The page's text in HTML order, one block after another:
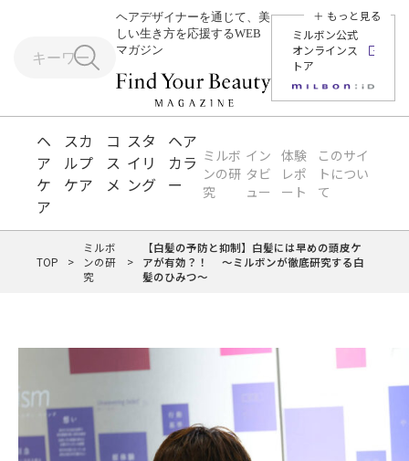
ヘアデザイナーを通じて、美
しい生き方を応援するWEB
マガジン
ミルボン公式
オンラインス
トア
ヘ
ア
ケ
ア
スカ
ルプ
ケア
コ
ス
メ
スタ
イリ
ング
ヘア
カラ
ー
ミルボ
ンの研
究
イン
タビ
ュー
体験
レポ
ート
このサイ
トについ
て
TOP >
ミルボ
ンの研
究
>
【白髪の予防と抑制】白髪には早めの頭皮ケ
アが有効？！ ～ミルボンが徹底研究する白
髪のひみつ～
＋ もっと見る